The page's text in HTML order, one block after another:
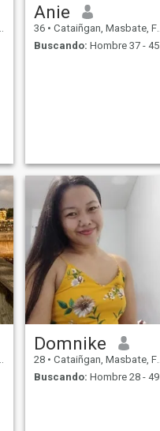
Anie
36 • Cataiñgan, Masbate, Filipinas
Buscando: Hombre 37 - 45
Domnike
28 • Cataiñgan, Masbate, Filipinas
Buscando: Hombre 28 - 49